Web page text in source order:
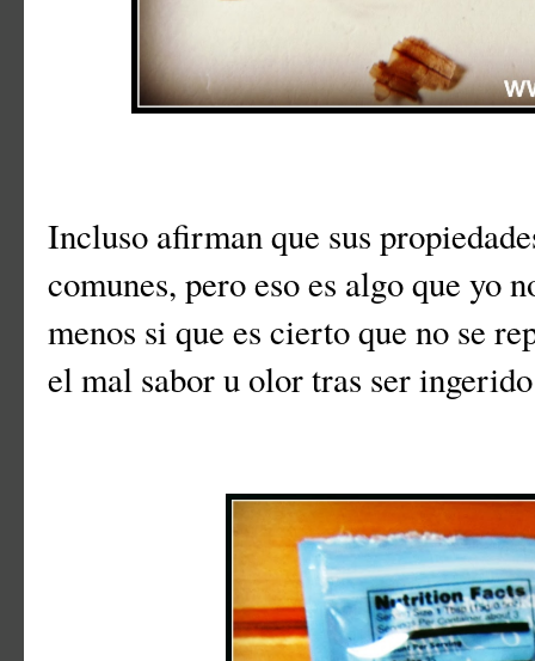
Incluso afirman que sus
comunes, pero eso es algo que yo
menos si que es cierto que no se
el mal sabor u olor tras ser